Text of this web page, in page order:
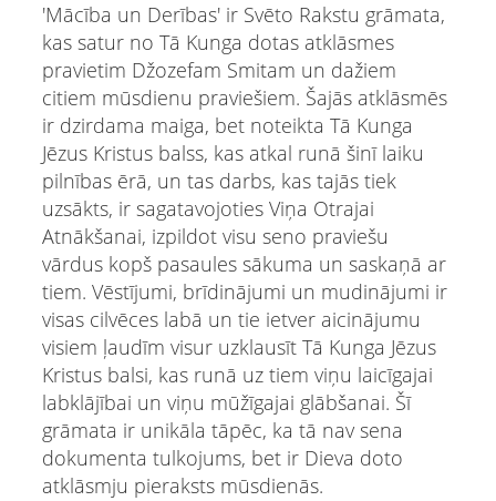
'Mācība un Derības' ir Svēto Rakstu grāmata,
kas satur no Tā Kunga dotas atklāsmes
pravietim Džozefam Smitam un dažiem
citiem mūsdienu praviešiem. Šajās atklāsmēs
ir dzirdama maiga, bet noteikta Tā Kunga
Jēzus Kristus balss, kas atkal runā šinī laiku
pilnības ērā, un tas darbs, kas tajās tiek
uzsākts, ir sagatavojoties Viņa Otrajai
Atnākšanai, izpildot visu seno praviešu
vārdus kopš pasaules sākuma un saskaņā ar
tiem. Vēstījumi, brīdinājumi un mudinājumi ir
visas cilvēces labā un tie ietver aicinājumu
visiem ļaudīm visur uzklausīt Tā Kunga Jēzus
Kristus balsi, kas runā uz tiem viņu laicīgajai
labklājībai un viņu mūžīgajai glābšanai. Šī
grāmata ir unikāla tāpēc, ka tā nav sena
dokumenta tulkojums, bet ir Dieva doto
atklāsmju pieraksts mūsdienās.